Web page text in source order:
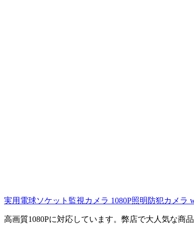
実用電球ソケット監視カメラ 1080P照明防犯カメラ
高画質1080Pに対応しています。弊店で大人気な商